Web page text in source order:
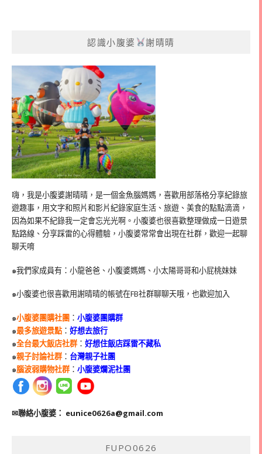
認識小腹婆 謝晴晴
嗨，我是小腹婆謝晴晴，是一個金魚腦媽媽，喜歡用部落格分享紀錄旅
遊趣事，用文字和照片和影片紀錄家庭生活、旅遊、美食的點點滴滴，
因為如果不紀錄我一定會忘光光啊。小腹婆也很喜歡整理做成一日遊景
點路線、分享踩雷的心得體驗，小腹婆常常會出現在社群，歡迎一起聊
聊天唷
๑我們家成員有：小龍爸爸、小腹婆媽媽、小太陽哥哥和小屁桃妹妹
๑小腹婆也很喜歡用謝晴晴的帳號在FB社群聊聊天哦，也歡迎加入
๑小腹婆團購社團 ： 小腹婆團購群
๑最多旅遊景點： 好想去旅行
๑全台最大飯店社群： 好想住飯店踩雷不藏私
๑親子討論社群： 台灣親子社團
๑腦波弱購物社群： 小腹婆爛泥社團
✉聯絡小腹婆： eunice0626a@gmail.com
FUPO0626